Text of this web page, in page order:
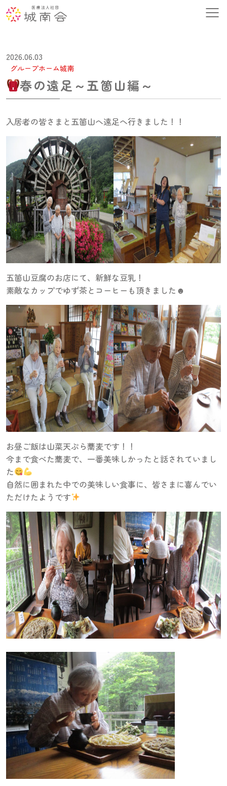
2026.06.03
グループホーム城南
春の遠足～五箇山編～
入居者の皆さまと五箇山へ遠足へ行きました！！
五箇山豆腐のお店にて、新鮮な豆乳！
素敵なカップでゆず茶とコーヒーも頂きました☻
お昼ご飯は山菜天ぷら蕎麦です！！
今まで食べた蕎麦で、一番美味しかったと話されていまし
た
自然に囲まれた中での美味しい食事に、皆さまに喜んでい
ただけたようです